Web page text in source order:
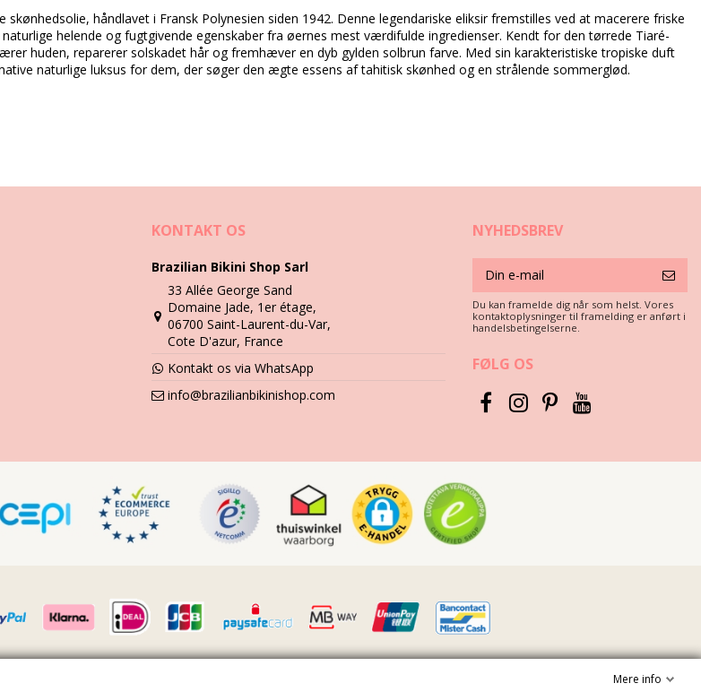
håndlavet i Fransk Polynesien siden 1942. Denne legendariske eliksir fremstilles ved at macerere friske
helende og fugtgivende egenskaber fra øernes mest værdifulde ingredienser. Kendt for den tørrede Tiaré-
huden, reparerer solskadet hår og fremhæver en dyb gylden solbrun farve. Med sin karakteristiske tropiske duft
naturlige luksus for dem, der søger den ægte essens af tahitisk skønhed og en strålende sommerglød.
KONTAKT OS
Brazilian Bikini Shop Sarl
33 Allée George Sand
Domaine Jade, 1er étage,
06700 Saint-Laurent-du-Var,
Cote D'azur, France
Kontakt os via WhatsApp
info@brazilianbikinishop.com
NYHEDSBREV
Du kan framelde dig når som helst. Vores
kontaktoplysninger til framelding er anført i
handelsbetingelserne.
FØLG OS
Mere info